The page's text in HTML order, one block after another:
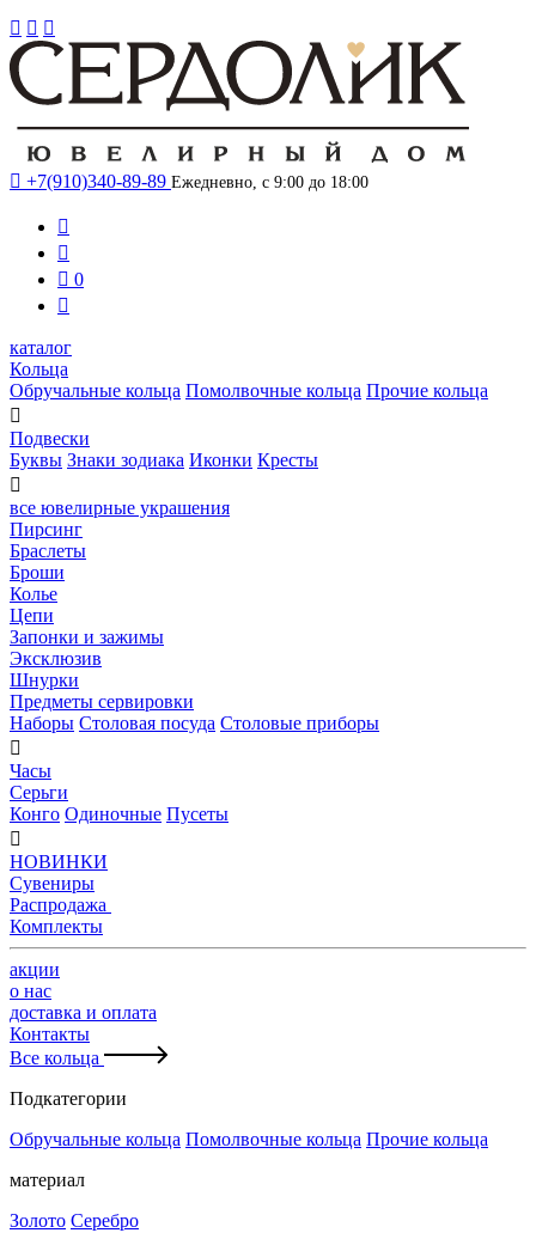
  
 +7(910)340-89-89 Ежедневно, с 9:00 до 18:00


 0

каталог
Кольца
Обручальные кольца Помолвочные кольца Прочие кольца

Подвески
Буквы Знаки зодиака Иконки Кресты

все ювелирные украшения
Пирсинг
Браслеты
Броши
Колье
Цепи
Запонки и зажимы
Эксклюзив
Шнурки
Предметы сервировки
Наборы Столовая посуда Столовые приборы

Часы
Серьги
Конго Одиночные Пусеты

НОВИНКИ
Сувениры
Распродажа
Комплекты
акции
о нас
доставка и оплата
Контакты
Все кольца
Подкатегории
Обручальные кольца Помолвочные кольца Прочие кольца
материал
Золото Серебро